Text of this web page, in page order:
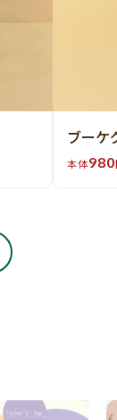
ブー
本体980